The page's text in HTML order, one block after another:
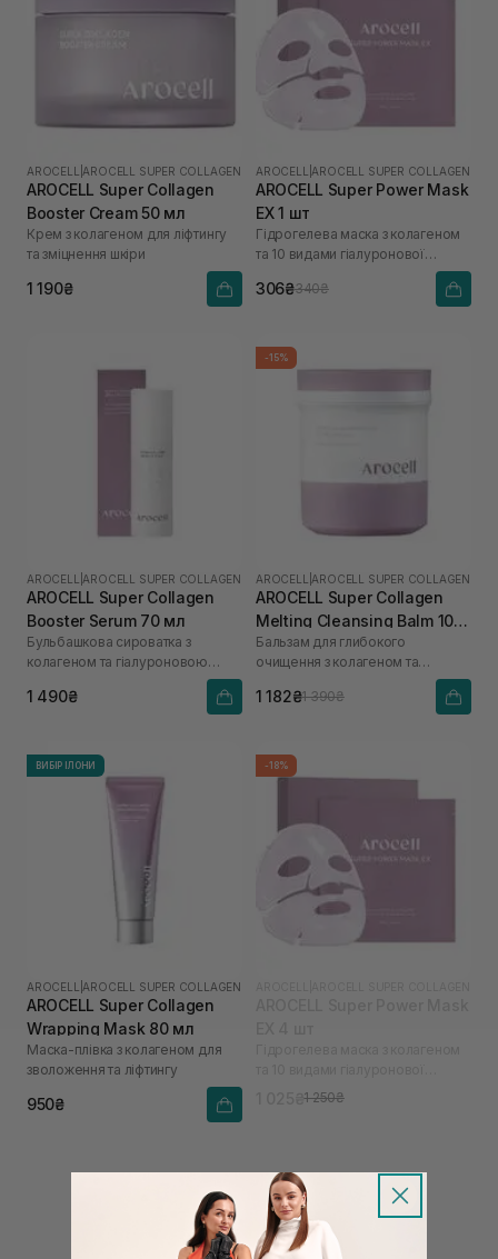
AROCELL AROCELL SUPER COLLAGEN
AROCELL Super Collagen
Booster Cream 50 мл
Крем з колагеном для ліфтингу
та зміцнення шкіри
1 190₴
AROCELL AROCELL SUPER COLLAGEN
AROCELL Super Power Mask
EX 1 шт
Гідрогелева маска з колагеном
та 10 видами гіалуронової
306₴340₴
AROCELL AROCELL SUPER COLLAGEN
AROCELL Super Collagen
Booster Serum 70 мл
Бульбашкова сироватка з
колагеном та гіалуроновою
1 490₴
-15%
AROCELL AROCELL SUPER COLLAGEN
AROCELL Super Collagen
Melting Cleansing Balm 100
г
Бальзам для глибокого
очищення з колагеном та
1 182₴1 390₴
ВИБІР ІЛОНИ
AROCELL AROCELL SUPER COLLAGEN
AROCELL Super Collagen
Wrapping Mask 80 мл
Маска-плівка з колагеном для
зволоження та ліфтингу
950₴
-18%
кислоти
1 025₴1 250₴